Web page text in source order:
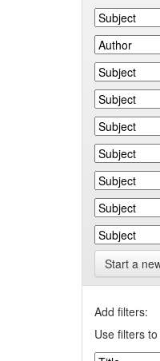
Start a
Add filters:
Use filters